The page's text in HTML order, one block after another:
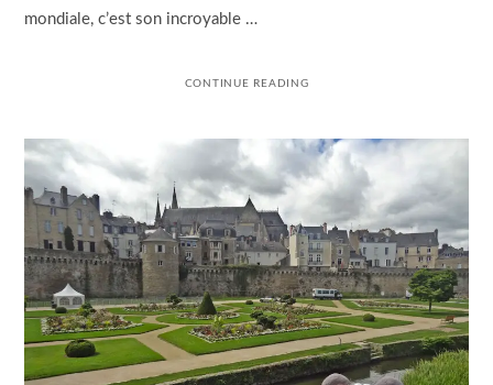
mondiale, c’est son incroyable …
CONTINUE READING